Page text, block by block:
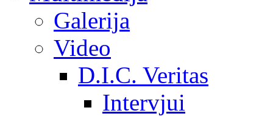
Galerija
Video
D.I.C. Veritas
Intervjui